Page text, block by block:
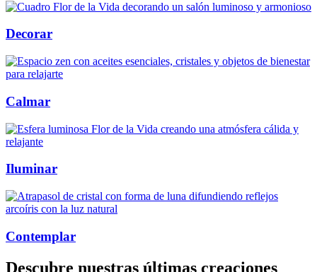
Decorar
Calmar
Iluminar
Contemplar
Descubre nuestras últimas creaciones